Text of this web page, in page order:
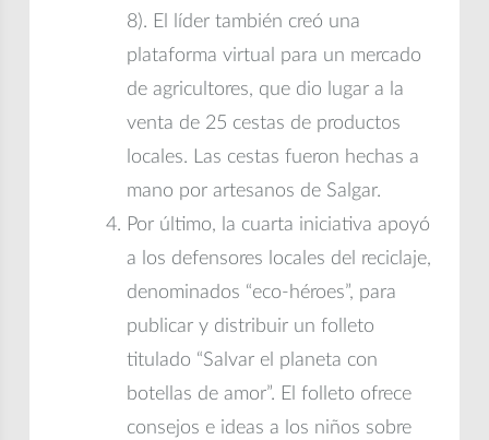
8). El líder también creó una
plataforma virtual para un mercado
de agricultores, que dio lugar a la
venta de 25 cestas de productos
locales. Las cestas fueron hechas a
mano por artesanos de Salgar.
Por último, la cuarta iniciativa apoyó
a los defensores locales del reciclaje,
denominados “eco-héroes”, para
publicar y distribuir un folleto
titulado “Salvar el planeta con
botellas de amor”. El folleto ofrece
consejos e ideas a los niños sobre